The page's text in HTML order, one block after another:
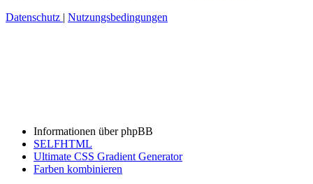
Datenschutz | Nutzungsbedingungen
Informationen über phpBB
SELFHTML
Ultimate CSS Gradient Generator
Farben kombinieren